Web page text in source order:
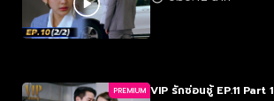
PREMIUM VIP รักซ่อนชู้ EP.11 Part 1